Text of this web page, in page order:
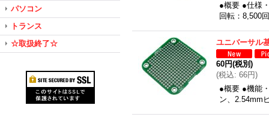
パソコン
トランス
☆取扱終了☆
●概要 ●仕様
回転：8,500
ユニバーサル
60円(税別)
(税込: 66円)
●概要 ●機能
ン、2.54mm